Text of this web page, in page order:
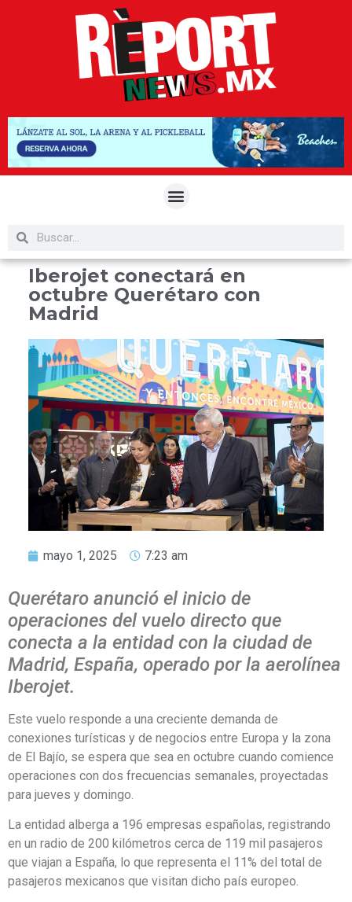
Iberojet conectará en
octubre Querétaro con
Madrid
mayo 1, 2025 7:23 am
Querétaro anunció el inicio de
operaciones del vuelo directo que
conecta a la entidad con la ciudad de
Madrid, España, operado por la aerolínea
Iberojet.
Este vuelo responde a una creciente demanda de
conexiones turísticas y de negocios entre Europa y la zona
de El Bajío, se espera que sea en octubre cuando comience
operaciones con dos frecuencias semanales, proyectadas
para jueves y domingo.
La entidad alberga a 196 empresas españolas, registrando
en un radio de 200 kilómetros cerca de 119 mil pasajeros
que viajan a España, lo que representa el 11% del total de
pasajeros mexicanos que visitan dicho país europeo.